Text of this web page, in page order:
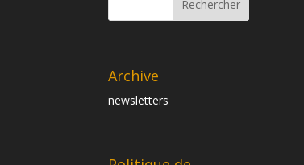
Archive
newsletters